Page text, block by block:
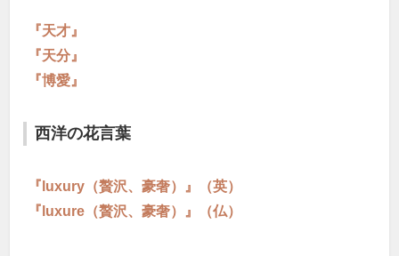
『天才』
『天分』
『博愛』
西洋の花言葉
『luxury（贅沢、豪奢）』（英）
『luxure（贅沢、豪奢）』（仏）